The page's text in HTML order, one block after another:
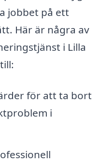
jobbet på ett
Här är några av
i Lilla
för att ta bort
i